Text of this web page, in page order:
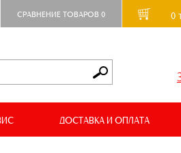
СРАВНЕНИЕ ТОВАРОВ 0 0
ДОСТАВКА И ОПЛАТА